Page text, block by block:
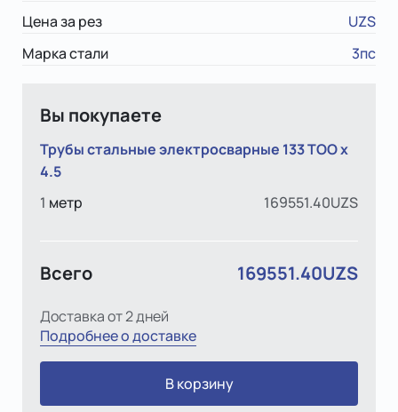
Цена за рез
UZS
Марка стали
3пс
Вы покупаете
Трубы стальные электросварные 133 ТОО х
4.5
1 метр 169551.40UZS
Всего 169551.40UZS
Доставка от 2 дней
Подробнее о доставке
В корзину